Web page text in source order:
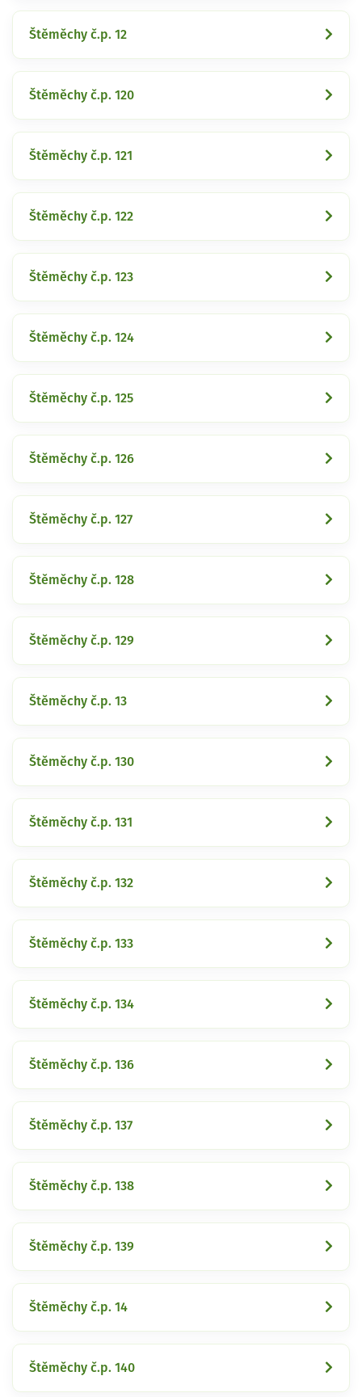
Štěměchy č.p. 12
Štěměchy č.p. 120
Štěměchy č.p. 121
Štěměchy č.p. 122
Štěměchy č.p. 123
Štěměchy č.p. 124
Štěměchy č.p. 125
Štěměchy č.p. 126
Štěměchy č.p. 127
Štěměchy č.p. 128
Štěměchy č.p. 129
Štěměchy č.p. 13
Štěměchy č.p. 130
Štěměchy č.p. 131
Štěměchy č.p. 132
Štěměchy č.p. 133
Štěměchy č.p. 134
Štěměchy č.p. 136
Štěměchy č.p. 137
Štěměchy č.p. 138
Štěměchy č.p. 139
Štěměchy č.p. 14
Štěměchy č.p. 140